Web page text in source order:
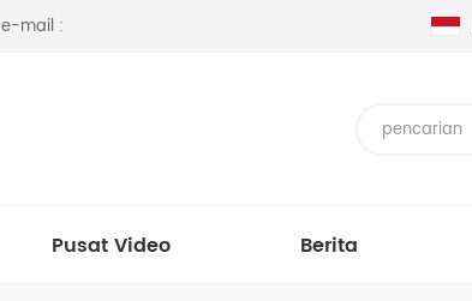
e-mail :
Pusat Video Berita